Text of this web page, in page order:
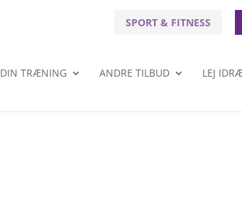
SPORT & FITNESS
DIN TRÆNING ANDRE TILBUD LEJ